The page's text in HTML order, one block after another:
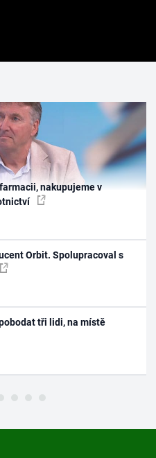
nakupujeme v
Orbit. Spolupracoval s
tři lidi, na místě